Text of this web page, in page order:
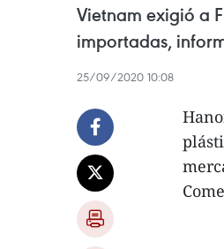
Vietnam exigió a
importadas,
25/09/2020 10:08